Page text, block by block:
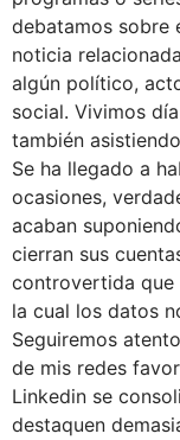
debatamos sobre
noticia
algún político,
social. Vivimos
también
Se ha llegado a
ocasiones,
acaban
cierran sus
controvertida que
la cual los datos
Seguiremos
de mis redes
Linkedin se
destaquen